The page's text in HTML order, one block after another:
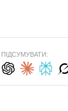
ПІДСУМУВАТИ: